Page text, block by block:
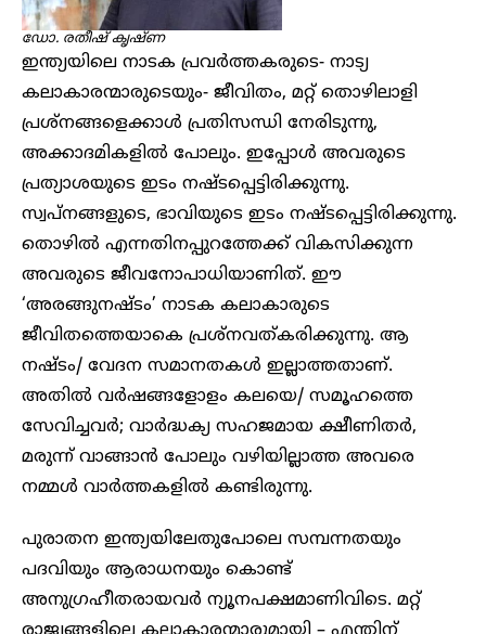
ഡോ. രതീഷ് കൃഷ്ണ
ഇന്ത്യയിലെ നാടക പ്രവർത്തകരുടെ- നാട്യ
കലാകാരന്മാരുടെയും- ജീവിതം, മറ്റ് തൊഴിലാളി
പ്രശ്നങ്ങളെക്കാൾ പ്രതിസന്ധി നേരിടുന്നു,
അക്കാദമികളിൽ പോലും. ഇപ്പോൾ അവരുടെ
പ്രത്യാശയുടെ ഇടം നഷ്ടപ്പെട്ടിരിക്കുന്നു.
സ്വപ്നങ്ങളുടെ, ഭാവിയുടെ ഇടം നഷ്ടപ്പെട്ടിരിക്കുന്നു.
തൊഴിൽ എന്നതിനപ്പുറത്തേക്ക് വികസിക്കുന്ന
അവരുടെ ജീവനോപാധിയാണിത്. ഈ
‘അരങ്ങുനഷ്ടം’ നാടക കലാകാരുടെ
ജീവിതത്തെയാകെ പ്രശ്നവത്കരിക്കുന്നു. ആ
നഷ്ടം/ വേദന സമാനതകൾ ഇല്ലാത്തതാണ്.
അതിൽ വർഷങ്ങളോളം കലയെ/ സമൂഹത്തെ
സേവിച്ചവർ; വാർദ്ധക്യ സഹജമായ ക്ഷീണിതർ,
മരുന്ന് വാങ്ങാൻ പോലും വഴിയില്ലാത്ത അവരെ
നമ്മൾ വാർത്തകളിൽ കണ്ടിരുന്നു.
പുരാതന ഇന്ത്യയിലേതുപോലെ സമ്പന്നതയും
പദവിയും ആരാധനയും കൊണ്ട്
അനുഗ്രഹീതരായവർ ന്യൂനപക്ഷമാണിവിടെ. മറ്റ്